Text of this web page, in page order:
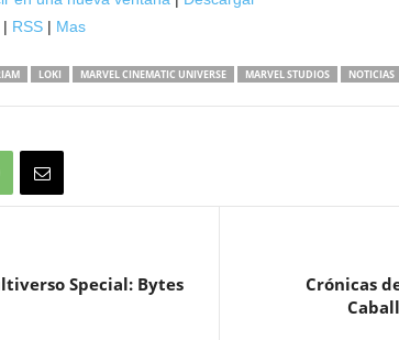
RSS| Mas
LOKI MARVEL CINEMATIC UNIVERSE MARVEL STUDIOS NOTICIAS
Special: Bytes
Crónicas